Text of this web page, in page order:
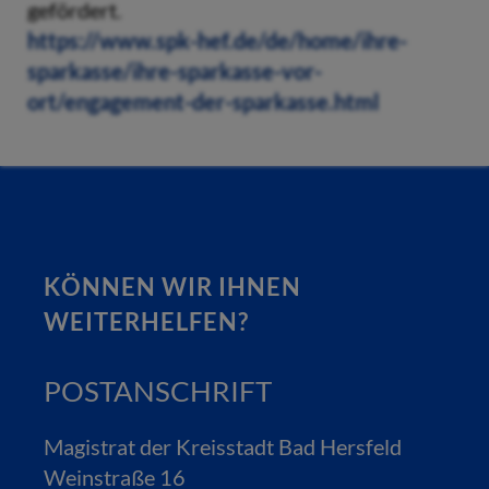
gefördert.
https://www.spk-hef.de/de/home/ihre-
sparkasse/ihre-sparkasse-vor-
ort/engagement-der-sparkasse.html
KÖNNEN WIR IHNEN
WEITERHELFEN?
POSTANSCHRIFT
Magistrat der Kreisstadt Bad Hersfeld
Weinstraße 16